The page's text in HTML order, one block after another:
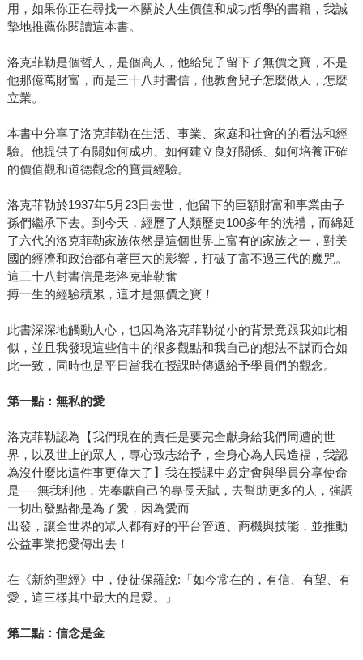
用，如果你正在尋找一本關於人生價值和成功哲學的書籍，我誠
摯地推薦你閱讀這本書。
洛克菲勒是個哲人，是個高人，他給兒子留下了無價之寶，不是
他那億萬財富，而是三十八封書信，他教會兒子怎麼做人，怎麼
立業。
本書中分享了洛克菲勒在生活、事業、家庭和社會的的看法和經
驗。他提供了有關如何成功、如何建立良好關係、如何培養正確
的價值觀和道德觀念的寶貴經驗。
洛克菲勒於1937年5月23日去世，他留下的巨額財富和事業由子
孫們繼承下去。到今天，經歷了人類歷史100多年的洗禮，而綿延
了六代的洛克菲勒家族依然是這個世界上富有的家族之一，對美
國的經濟和政治都有著巨大的影響，打破了富不過三代的魔咒。
這三十八封書信是老洛克菲勒奮
搏一生的經驗積累，這才是無價之寶！
此書深深地觸動人心，也因為洛克菲勒從小的背景竟跟我如此相
似，並且我發現這些信中的很多觀點和我自己的想法不謀而合如
此一致，同時也是平日當我在授課時傳遞給予學員們的觀念。
第一點：無私的愛
洛克菲勒認為【我們現在的責任是要完全獻身給我們周遭的世
界，以及世上的眾人，專心致志給予，全身心為人民造福，我認
為沒什麼比這件事更偉大了】我在授課中必定會與學員分享使命
是──無我利他，先奉獻自己的專長天賦，去幫助更多的人，強調
一切出發點都是為了愛，因為愛而
出發，讓全世界的眾人都有好的平台管道、商機與技能，並推動
公益事業把愛傳出去！
在《新約聖經》中，使徒保羅說:「如今常在的，有信、有望、有
愛，這三樣其中最大的是愛。」
第二點：信念是金